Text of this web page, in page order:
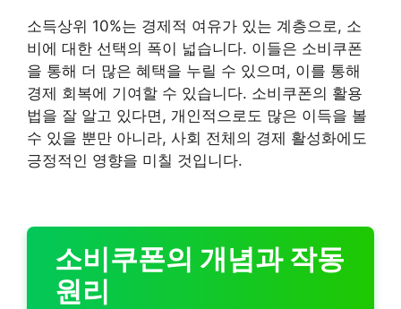
소득상위 10%는 경제적 여유가 있는 계층으로, 소
비에 대한 선택의 폭이 넓습니다. 이들은 소비쿠폰
을 통해 더 많은 혜택을 누릴 수 있으며, 이를 통해
경제 회복에 기여할 수 있습니다. 소비쿠폰의 활용
법을 잘 알고 있다면, 개인적으로도 많은 이득을 볼
수 있을 뿐만 아니라, 사회 전체의 경제 활성화에도
긍정적인 영향을 미칠 것입니다.
소비쿠폰의 개념과 작동
원리